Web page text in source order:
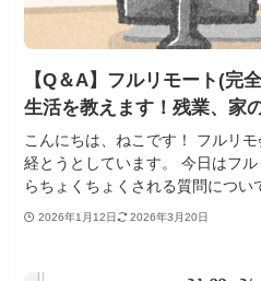
【Q＆A】フルリモート(完
生活を教えます！残業、家
こんにちは、ねこです！ フルリ
経とうとしています。 今日はフ
らちょくちょくされる質問につい
2026年1月12日 2026年3月20日